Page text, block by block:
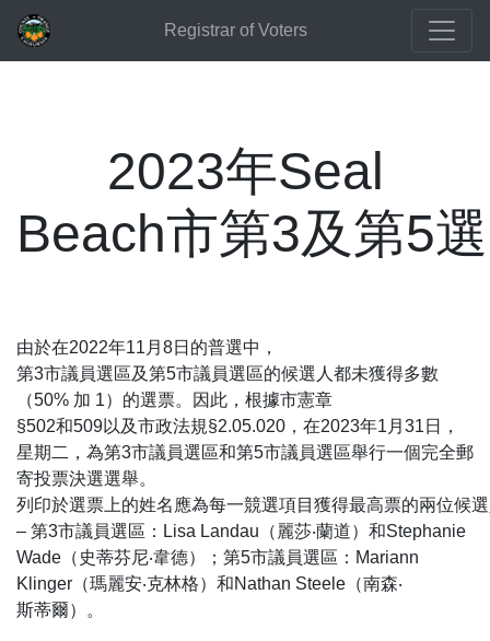
Registrar of Voters
2023年Seal
Beach市第3及第5
由於在2022年11月8日的普選中，
第3市議員選區及第5市議員選區的候選人都未獲得多數
（50% 加 1）的選票。因此，根據市憲章
§502和509以及市政法規§2.05.020，在2023年1月31日，
星期二，為第3市議員選區和第5市議員選區舉行一個完全郵
寄投票決選選舉。
列印於選票上的姓名應為每一競選項目獲得最高票的兩位候
– 第3市議員選區：Lisa Landau（麗莎‧蘭道）和Stephanie
Wade（史蒂芬尼‧韋德）；第5市議員選區：Mariann
Klinger（瑪麗安‧克林格）和Nathan Steele（南森‧
斯蒂爾）。